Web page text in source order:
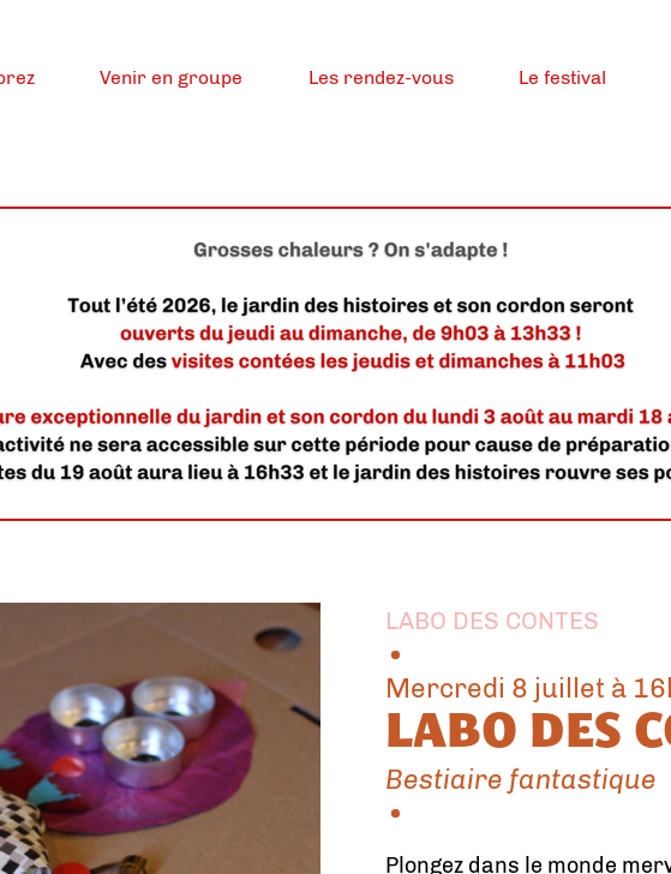
Venir en groupe Les rendez-vous Le festival
LABO DES CONTES
mercredi 8 juillet à
LABO DES
Bestiaire fantastique
Plongez dans le monde